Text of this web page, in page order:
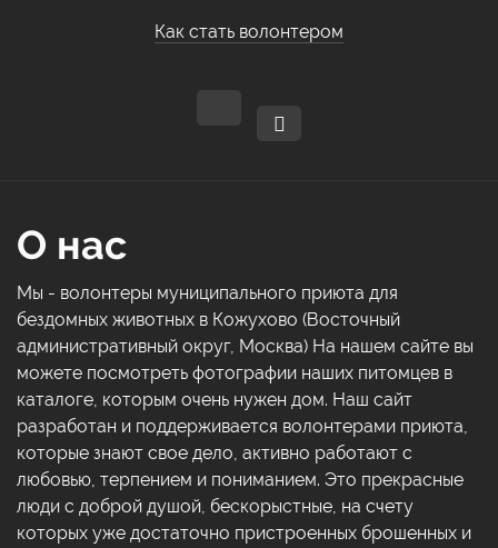
Как стать волонтером
О нас
Мы - волонтеры муниципального приюта для
бездомных животных в Кожухово (Восточный
административный округ, Москва) На нашем сайте вы
можете посмотреть фотографии наших питомцев в
каталоге, которым очень нужен дом. Наш сайт
разработан и поддерживается волонтерами приюта,
которые знают свое дело, активно работают с
любовью, терпением и пониманием. Это прекрасные
люди с доброй душой, бескорыстные, на счету
которых уже достаточно пристроенных брошенных и